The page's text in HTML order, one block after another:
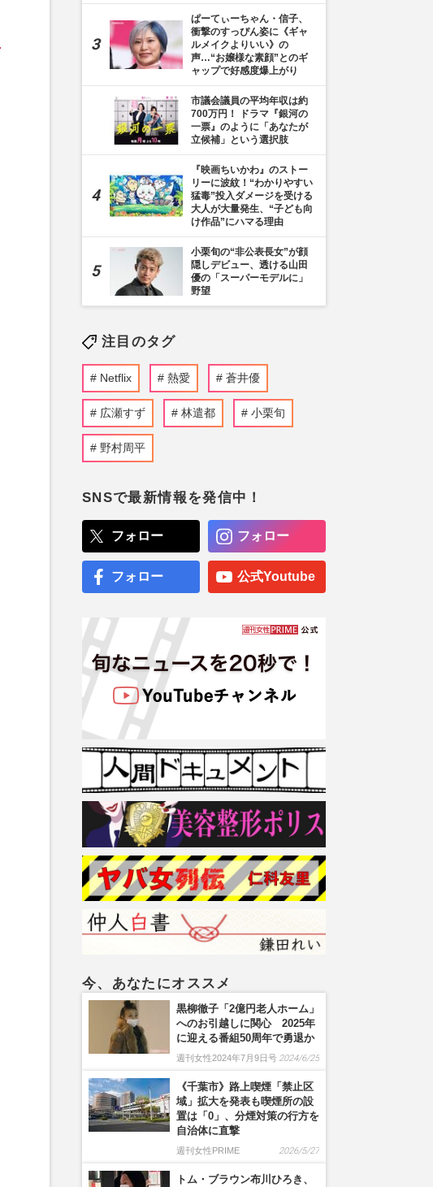
ぱーてぃーちゃん・信子、
衝撃のすっぴん姿に《ギャ
ルメイクよりいい》の
声…“お嬢様な素顔”とのギ
ャップで好感度爆上がり
市議会議員の平均年収は約
700万円！ ドラマ『銀河の
一票』のように「あなたが
立候補」という選択肢
『映画ちいかわ』のストー
リーに波紋！“わかりやすい
猛毒”投入ダメージを受ける
大人が大量発生、“子ども向
け作品”にハマる理由
小栗旬の“非公表長女”が顔
隠しデビュー、透ける山田
優の「スーパーモデルに」
野望
注目のタグ
Netflix 熱愛 蒼井優
広瀬すず 林遣都 小栗旬
野村周平
SNSで最新情報を発信中！
フォロー フォロー
フォロー 公式Youtube
今、あなたにオススメ
黒柳徹子「2億円老人ホーム」
へのお引越しに関心 2025年
に迎える番組50周年で勇退か
週刊女性2024年7月9日号 2024/6/25
《千葉市》路上喫煙「禁止区
域」拡大を発表も喫煙所の設
置は「0」、分煙対策の行方を
自治体に直撃
週刊女性PRIME 2026/5/27
トム・ブラウン布川ひろき、